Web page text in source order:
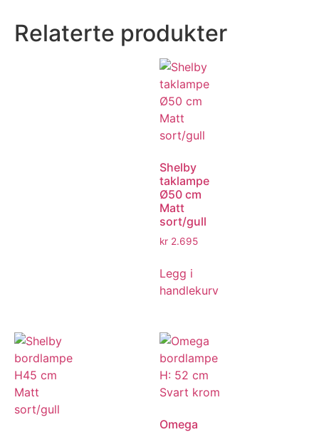
Relaterte produkter
Shelby
taklampe
Ø50 cm
Matt
sort/gull
kr 2.695
Legg i
handlekurv
Omega